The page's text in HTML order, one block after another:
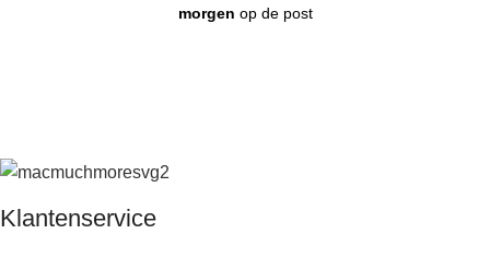
morgen op de post
Klantenservice